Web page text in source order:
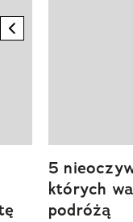
previous element
5
których
podróżą